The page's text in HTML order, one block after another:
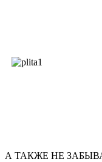
А ТАКЖЕ НЕ